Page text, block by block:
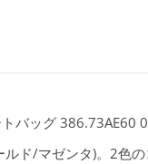
トバッグ 386.73AE60
ルド/マゼンタ)。2色